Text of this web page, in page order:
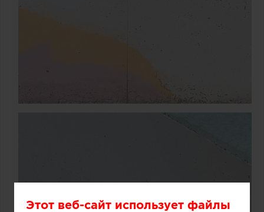
Этот веб-сайт использует файлы